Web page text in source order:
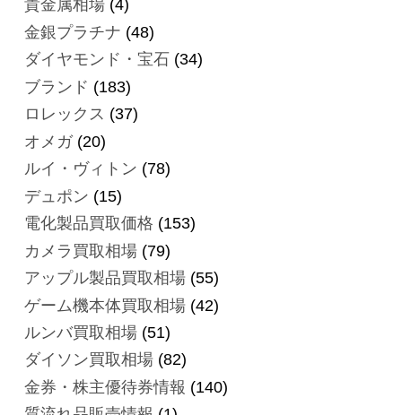
貴金属相場(4)
金銀プラチナ (48)
ダイヤモンド・宝石 (34)
ブランド (183)
ロレックス (37)
オメガ(20)
ルイ・ヴィトン (78)
デュポン (15)
電化製品買取価格 (153)
カメラ買取相場(79)
アップル製品買取相場(55)
ゲーム機本体買取相場(42)
ルンバ買取相場(51)
ダイソン買取相場(82)
金券・株主優待券情報 (140)